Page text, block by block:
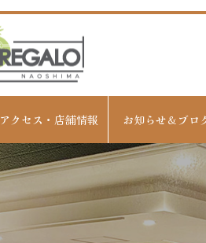
アクセス・店舗情報 お知らせ＆ブロ